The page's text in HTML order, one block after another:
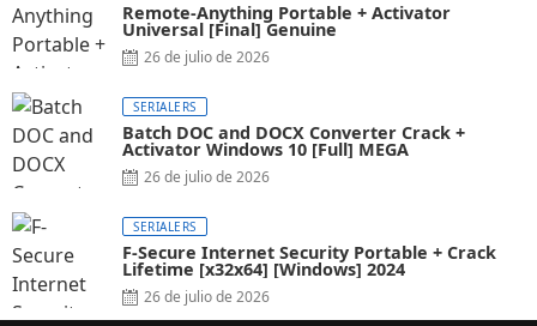
Remote-Anything Portable + Activator
Universal [Final] Genuine
26 de julio de 2026
SERIALERS
Batch DOC and DOCX Converter Crack +
Activator Windows 10 [Full] MEGA
26 de julio de 2026
SERIALERS
F-Secure Internet Security Portable + Crack
Lifetime [x32x64] [Windows] 2024
26 de julio de 2026